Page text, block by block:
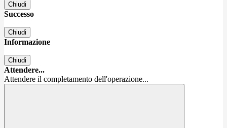
Chiudi
Successo
Chiudi
Informazione
Chiudi
Attendere...
Attendere il completamento dell'operazione...